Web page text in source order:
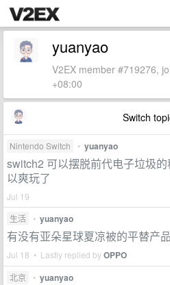
yuanyao
V2EX member #719276,
+08:00
Switch
Nintendo Switch • yuanyao
switch2 可以摆脱前代电子垃圾
以爽玩了
Jul 19
生活
• yuanyao
有没有亚朵星球夏凉被的平替产
Jul 18 • Lastly replied byOPPO
北京 • yuanyao